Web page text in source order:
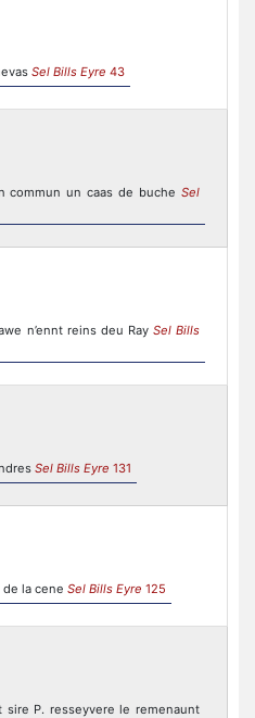
Sel Bills Eyre 43
commun un caas de buche Sel
n’ennt reins deu Ray Sel Bills
Sel Bills Eyre 131
la cene Sel Bills Eyre 125
P. resseyvere le remenaunt